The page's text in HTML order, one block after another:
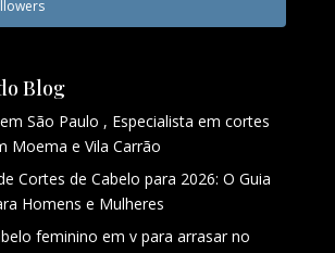
Blog
São Paulo , Especialista em cortes
Moema e Vila Carrão
Cortes de Cabelo para 2026: O Guia
Homens e Mulheres
feminino em v para arrasar no